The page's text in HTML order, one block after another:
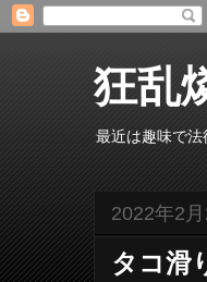
狂乱
最近は趣味で
2022年2
タコ滑